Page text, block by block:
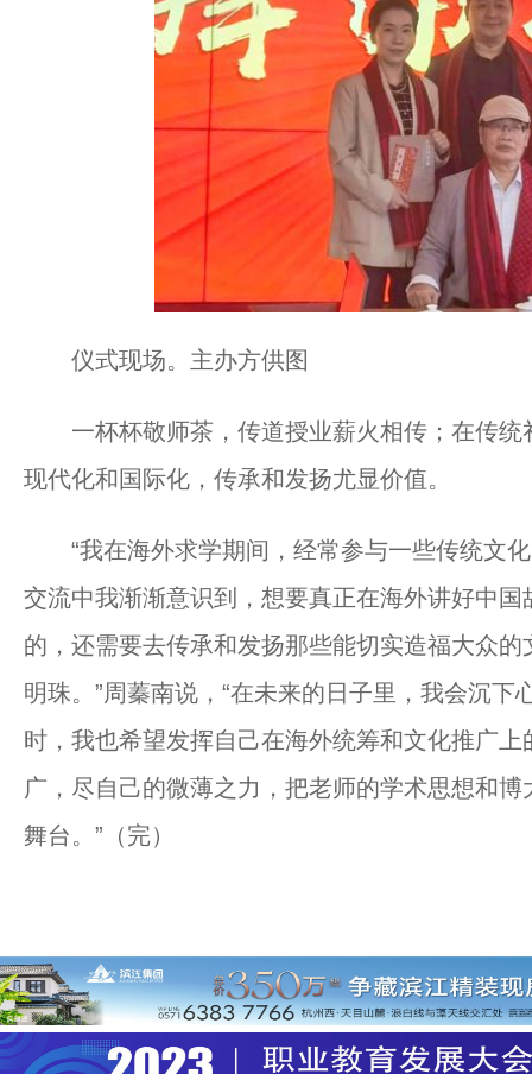
仪式现场。主办方供图
一杯杯敬师茶，传道授业薪火相传；在传统
现代化和国际化，传承和发扬尤显价值。
“我在海外求学期间，经常参与一些传统文化
交流中我渐渐意识到，想要真正在海外讲好中
的，还需要去传承和发扬那些能切实造福大众
明珠。”周蓁南说，“在未来的日子里，我会沉
时，我也希望发挥自己在海外统筹和文化推广
广，尽自己的微薄之力，把老师的学术思想和
舞台。”（完）